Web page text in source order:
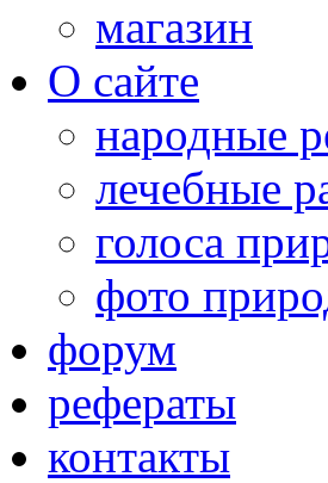
магазин
О сайте
народные
лечебные
голоса
фото
форум
рефераты
контакты